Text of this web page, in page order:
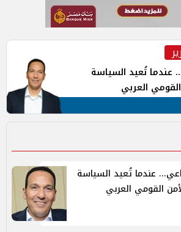
عندما تُعيد السياسة
العربي
عندما تُعيد السياسة
القومي العربي